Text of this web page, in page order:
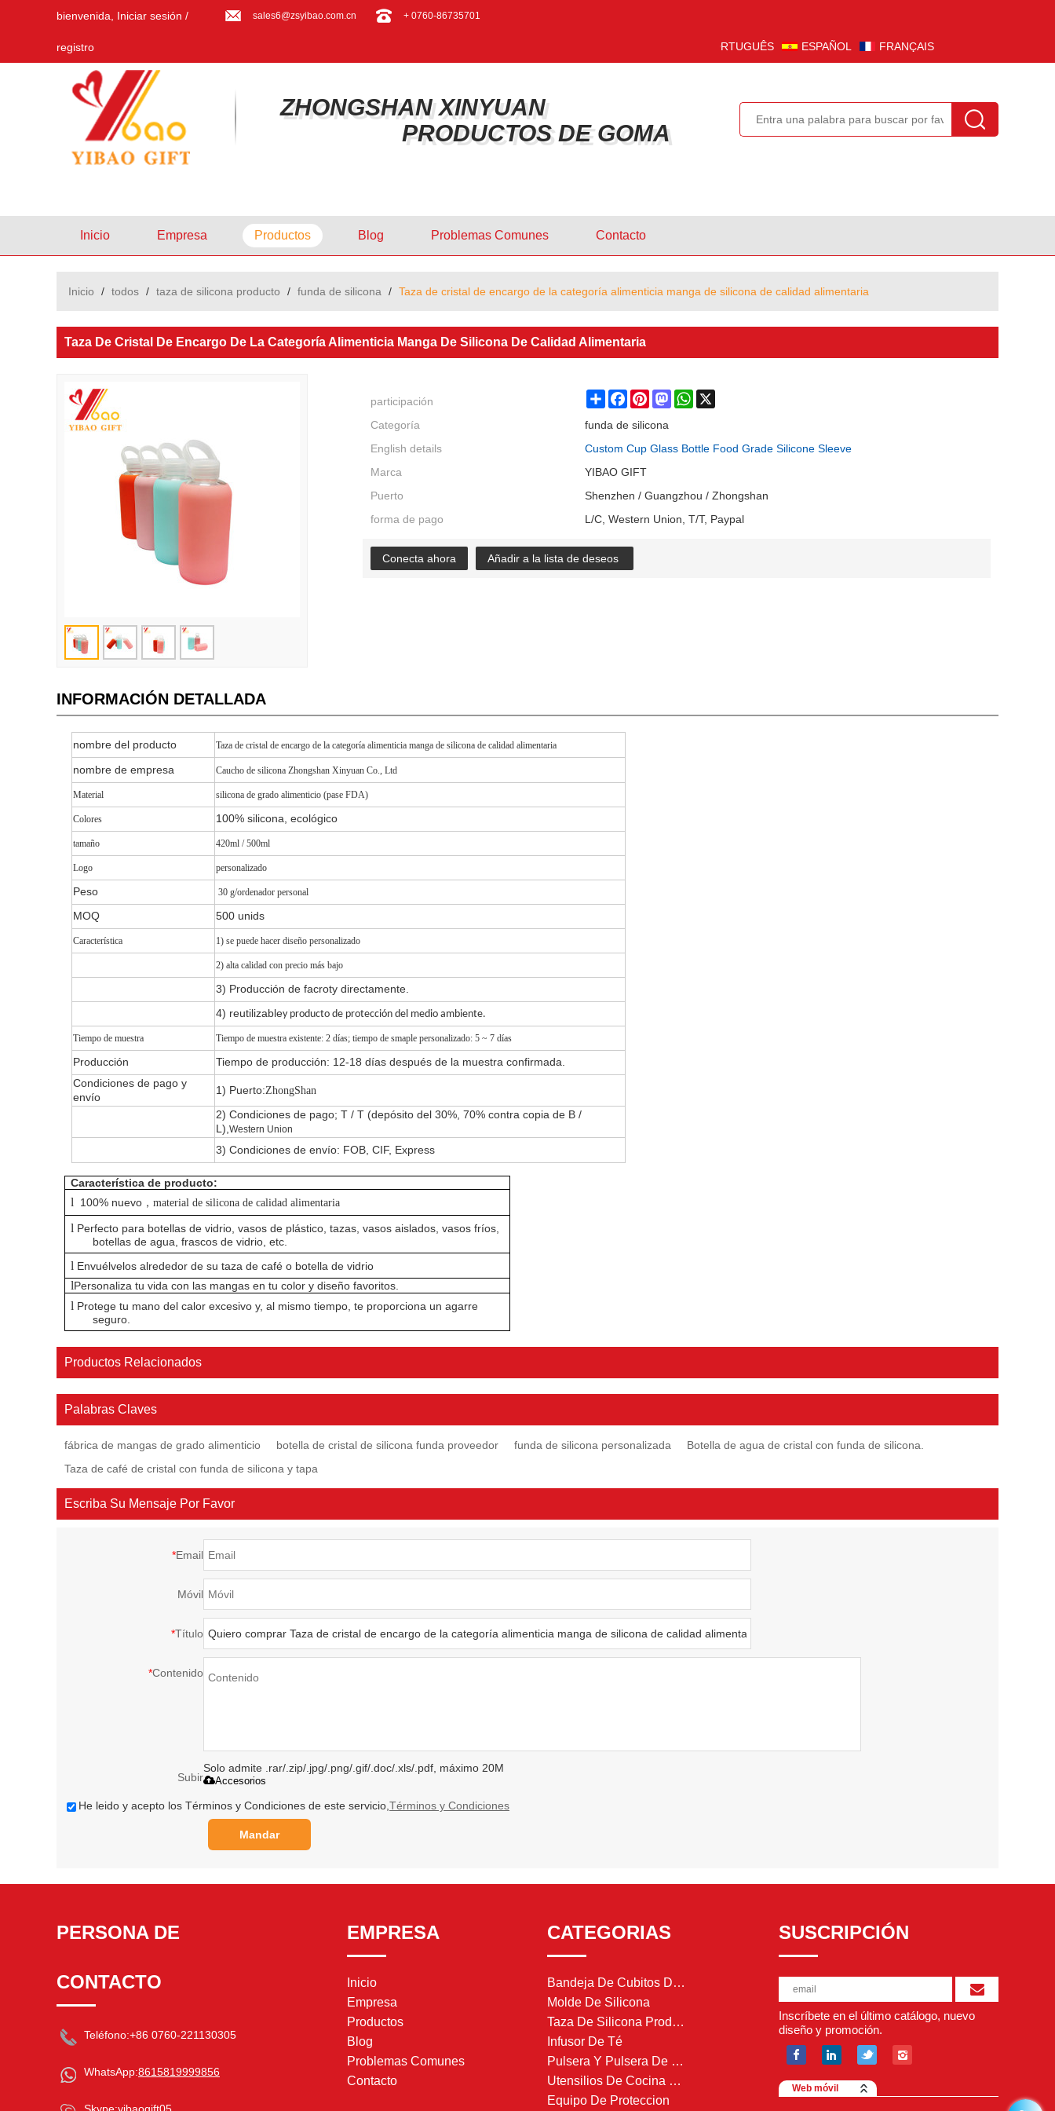
bienvenida, Iniciar sesión /
registro
sales6@zsyibao.com.cn + 0760-86735701
PORTUGUÊS ESPAÑOL FRANÇAIS
ZHONGSHAN XINYUAN
PRODUCTOS DE GOMA
Inicio Empresa Productos Blog Problemas Comunes Contacto
Inicio / todos / taza de silicona producto / funda de silicona / Taza de cristal de encargo de la categoría alimenticia manga de silicona de calidad alimentaria
Taza De Cristal De Encargo De La Categoría Alimenticia Manga De Silicona De Calidad Alimentaria
participación ShareFacebookPinterestMastodonWhatsApp
Categoría
funda de silicona
English details
Custom Cup Glass Bottle Food Grade Silicone Sleeve
Marca
YIBAO GIFT
Puerto
Shenzhen / Guangzhou / Zhongshan
forma de pago
L/C, Western Union, T/T, Paypal
Conecta ahora Añadir a la lista de deseos
INFORMACIÓN DETALLADA
nombre del producto Taza de cristal de encargo de la categoría alimenticia manga de silicona de calidad alimentaria
nombre de empresa Caucho de silicona Zhongshan Xinyuan Co., Ltd
Material silicona de grado alimenticio (pase FDA)
Colores 100% silicona, ecológico
tamaño 420ml / 500ml
Logo personalizado
Peso 30 g/ordenador personal
MOQ 500 unids
Característica 1) se puede hacer diseño personalizado
2) alta calidad con precio más bajo
3) Producción de facroty directamente.
4) reutilizabley producto de protección del medio ambiente.
Tiempo de muestra Tiempo de muestra existente: 2 días; tiempo de smaple personalizado: 5 ~ 7 días
Producción
Tiempo de producción: 12-18 días después de la muestra confirmada.
Condiciones de pago y
envío
1) Puerto:ZhongShan
2) Condiciones de pago; T / T (depósito del 30%, 70% contra copia de B /
L), Western Union
3) Condiciones de envío: FOB, CIF, Express
Característica de producto:
l 100% nuevo ，material de silicona de calidad alimentaria
l Perfecto para botellas de vidrio, vasos de plástico, tazas, vasos aislados, vasos fríos,
botellas de agua, frascos de vidrio, etc.
l Envuélvelos alrededor de su taza de café o botella de vidrio
lPersonaliza tu vida con las mangas en tu color y diseño favoritos.
l Protege tu mano del calor excesivo y, al mismo tiempo, te proporciona un agarre
seguro.
Productos Relacionados
Palabras Claves
fábrica de mangas de grado alimenticio botella de cristal de silicona funda proveedor funda de silicona personalizada
Botella de agua de cristal con funda de silicona.
Taza de café de cristal con funda de silicona y tapa
Escriba Su Mensaje Por Favor
*Email
Móvil
*Título
*Contenido
Subir
Solo admite .rar/.zip/.jpg/.png/.gif/.doc/.xls/.pdf, máximo 20M
Accesorios
He leido y acepto los Términos y Condiciones de este servicio, Términos y Condiciones
Mandar
PERSONA DE
CONTACTO
Teléfono:+86 0760-221130305
WhatsApp:8615819999856
EMPRESA
Inicio
Empresa
Productos
Blog
Problemas Comunes
Contacto
CATEGORIAS
Bandeja De Cubitos De Hielo De Silicona
Molde De Silicona
Taza De Silicona Producto
Infusor De Té
Pulsera Y Pulsera De Silicona
Utensilios De Cocina De Silicona
Equipo De Proteccion
SUSCRIPCIÓN
Inscríbete en el último catálogo, nuevo
diseño y promoción.
Web móvil